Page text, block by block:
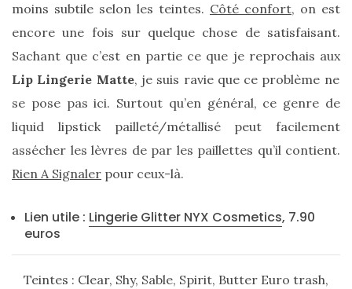
moins subtile selon les teintes. Côté confort, on est
encore une fois sur quelque chose de satisfaisant.
Sachant que c’est en partie ce que je reprochais aux
Lip Lingerie Matte, je suis ravie que ce problème ne
se pose pas ici. Surtout qu’en général, ce genre de
liquid lipstick pailleté/métallisé peut facilement
assécher les lèvres de par les paillettes qu’il contient.
Rien A Signaler pour ceux-là.
Lien utile : Lingerie Glitter NYX Cosmetics, 7.90
euros
Teintes : Clear, Shy, Sable, Spirit, Butter Euro trash,